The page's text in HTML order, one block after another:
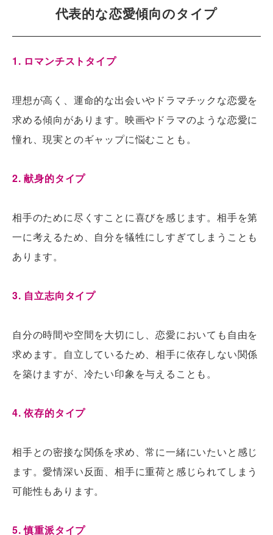
代表的な恋愛傾向のタイプ
1. ロマンチストタイプ
理想が高く、運命的な出会いやドラマチックな恋愛を
求める傾向があります。映画やドラマのような恋愛に
憧れ、現実とのギャップに悩むことも。
2. 献身的タイプ
相手のために尽くすことに喜びを感じます。相手を第
一に考えるため、自分を犠牲にしすぎてしまうことも
あります。
3. 自立志向タイプ
自分の時間や空間を大切にし、恋愛においても自由を
求めます。自立しているため、相手に依存しない関係
を築けますが、冷たい印象を与えることも。
4. 依存的タイプ
相手との密接な関係を求め、常に一緒にいたいと感じ
ます。愛情深い反面、相手に重荷と感じられてしまう
可能性もあります。
5. 慎重派タイプ